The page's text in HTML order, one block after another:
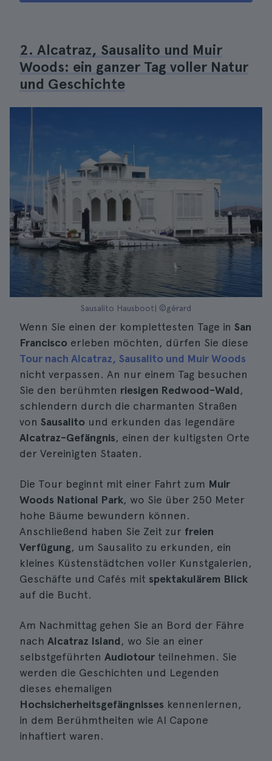
2. Alcatraz, Sausalito und Muir
Woods: ein ganzer Tag voller Natur
und Geschichte
Sausalito Hausboot| ©gérard
Wenn Sie einen der komplettesten Tage in San
Francisco erleben möchten, dürfen Sie diese
Tour nach Alcatraz, Sausalito und Muir Woods
nicht verpassen. An nur einem Tag besuchen
Sie den berühmten riesigen Redwood-Wald,
schlendern durch die charmanten Straßen
von Sausalito und erkunden das legendäre
Alcatraz-Gefängnis, einen der kultigsten Orte
der Vereinigten Staaten.
Die Tour beginnt mit einer Fahrt zum Muir
Woods National Park, wo Sie über 250 Meter
hohe Bäume bewundern können.
Anschließend haben Sie Zeit zur freien
Verfügung, um Sausalito zu erkunden, ein
kleines Küstenstädtchen voller Kunstgalerien,
Geschäfte und Cafés mit spektakulärem Blick
auf die Bucht.
Am Nachmittag gehen Sie an Bord der Fähre
nach Alcatraz Island, wo Sie an einer
selbstgeführten Audiotour teilnehmen. Sie
werden die Geschichten und Legenden
dieses ehemaligen
Hochsicherheitsgefängnisses kennenlernen,
in dem Berühmtheiten wie Al Capone
inhaftiert waren.